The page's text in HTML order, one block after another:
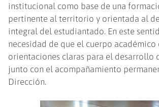
institucional como base de una
pertinente al territorio y orientada al
integral del estudiantado. En este
necesidad de que el cuerpo académico
orientaciones claras para el desarrollo
junto con el acompañamiento
Dirección.